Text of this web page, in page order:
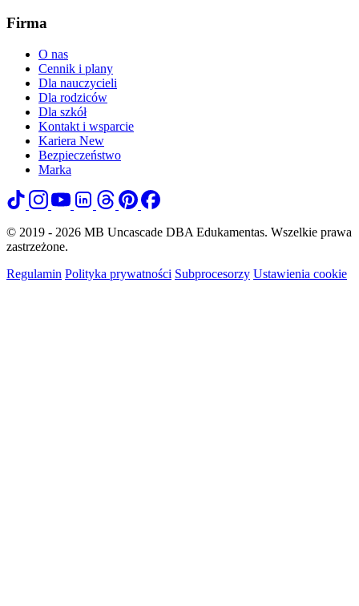
Firma
O nas
Cennik i plany
Dla nauczycieli
Dla rodziców
Dla szkół
Kontakt i wsparcie
Kariera New
Bezpieczeństwo
Marka
© 2019 - 2026 MB Uncascade DBA Edukamentas. Wszelkie prawa
zastrzeżone.
Regulamin Polityka prywatności Subprocesorzy Ustawienia cookie